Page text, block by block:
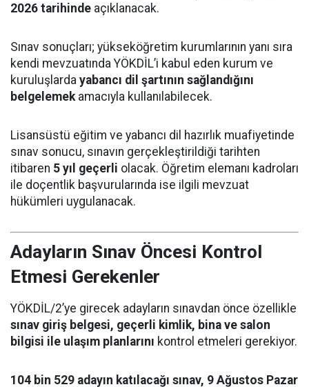
2026 tarihinde açıklanacak.
Sınav sonuçları; yükseköğretim kurumlarının yanı sıra
kendi mevzuatında YÖKDİL’i kabul eden kurum ve
kuruluşlarda yabancı dil şartının sağlandığını
belgelemekamacıyla kullanılabilecek.
Lisansüstü eğitim ve yabancı dil hazırlık muafiyetinde
sınav sonucu, sınavın gerçekleştirildiği tarihten
itibaren 5 yıl geçerli olacak. Öğretim elemanı kadroları
ile doçentlik başvurularında ise ilgili mevzuat
hükümleri uygulanacak.
Adayların Sınav Öncesi Kontrol
Etmesi Gerekenler
YÖKDİL/2’ye girecek adayların sınavdan önce özellikle
sınav giriş belgesi, geçerli kimlik, bina ve salon
bilgisi ile ulaşım planlarını kontrol etmeleri gerekiyor.
104 bin 529 adayın katılacağı sınav, 9 Ağustos Pazar